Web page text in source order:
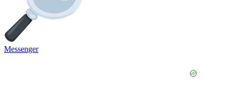
Messenger